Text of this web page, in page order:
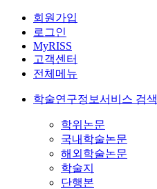
회원가입
로그인
MyRISS
고객센터
전체메뉴
학술연구정보서비스 검색
학위논문
국내학술논문
해외학술논문
학술지
단행본